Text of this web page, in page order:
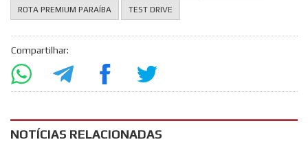
ROTA PREMIUM PARAÍBA TEST DRIVE
Compartilhar:
NOTÍCIAS RELACIONADAS